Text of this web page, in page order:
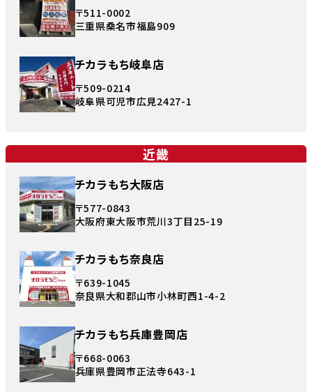
〒511-0002
三重県桑名市福島909
チカラもち岐阜店
〒509-0214
岐阜県可児市広見2427-1
近畿
チカラもち大阪店
〒577-0843
大阪府東大阪市荒川3丁目25-19
チカラもち奈良店
〒639-1045
奈良県大和郡山市小林町西1-4-2
チカラもち兵庫豊岡店
〒668-0063
兵庫県豊岡市正法寺643-1